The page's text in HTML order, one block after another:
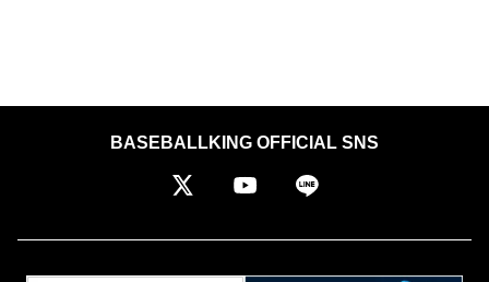
BASEBALLKING OFFICIAL SNS